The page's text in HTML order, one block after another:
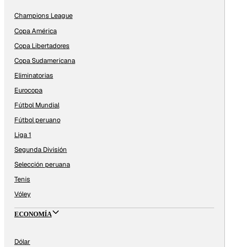
Champions League
Copa América
Copa Libertadores
Copa Sudamericana
Eliminatorias
Eurocopa
Fútbol Mundial
Fútbol peruano
Liga 1
Segunda División
Selección peruana
Tenis
Vóley
ECONOMÍA
Dólar